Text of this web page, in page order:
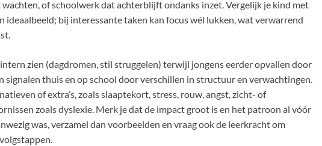
of schoolwerk dat achterblijft ondanks inzet. Vergelijk je kind met
ideaalbeeld; bij interessante taken kan focus wél lukken, wat verwarrend
zien (dagdromen, stil struggelen) terwijl jongens eerder opvallen door
signalen thuis en op school door verschillen in structuur en verwachtingen.
of extra’s, zoals slaaptekort, stress, rouw, angst, zicht- of
zoals dyslexie. Merk je dat de impact groot is en het patroon al vóór
was, verzamel dan voorbeelden en vraag ook de leerkracht om